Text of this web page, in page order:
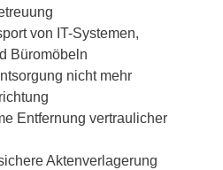
von IT-Systemen,
Büromöbeln
nicht mehr
Entfernung vertraulicher
Aktenverlagerung